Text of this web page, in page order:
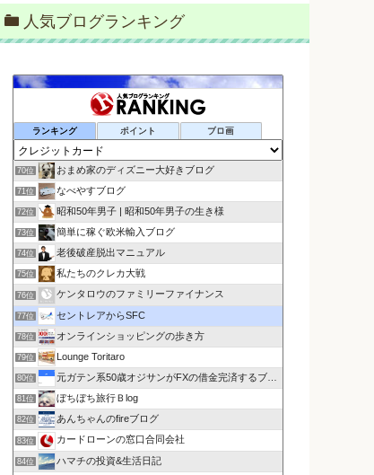
人気ブログランキング
ランキング ポイント ブロ画
70位 おまめ家のディズニー大好きブログ
71位 なべやすブログ
72位 昭和50年男子 | 昭和50年男子の生き様
73位 簡単に稼ぐ欧米輸入ブログ
74位 老後破産脱出マニュアル
75位 私たちのクレカ大戦
76位 ケンタロウのファミリーファイナンス
77位 セントレアからSFC
78位 オンラインショッピングの歩き方
79位 Lounge Toritaro
80位 元ガテン系50歳オジサンがFXの借金完済するブログ
81位 ぼちぼち旅行Ｂlog
82位 あんちゃんのfireブログ
83位 カードローンの窓口合同会社
84位
ハマチの投資&生活日記